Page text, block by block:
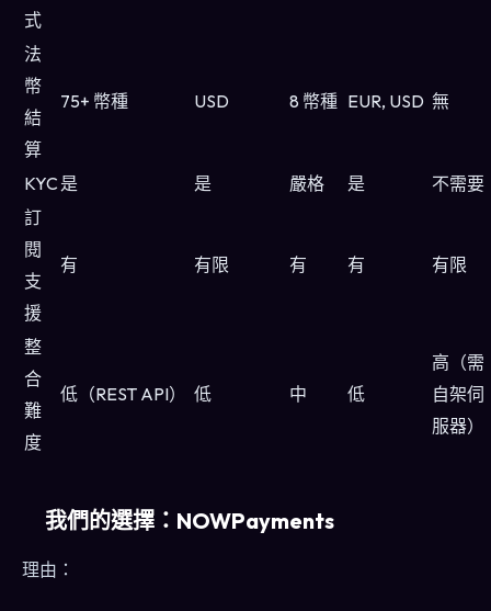
式
法
幣
結
算
75+ 幣種 USD 8 幣種 EUR, USD 無
KYC 是 是 嚴格 是
不需要
訂
閱
支
援
有 有限 有 有 有限
整
合
難
度
低（REST API） 低 中 低
高（需
自架伺
服器）
我們的選擇：NOWPayments
理由：